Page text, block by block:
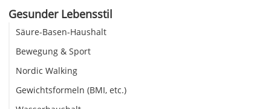
Gesunder Lebensstil
Säure-Basen-Haushalt
Bewegung & Sport
Nordic Walking
Gewichtsformeln (BMI, etc.)